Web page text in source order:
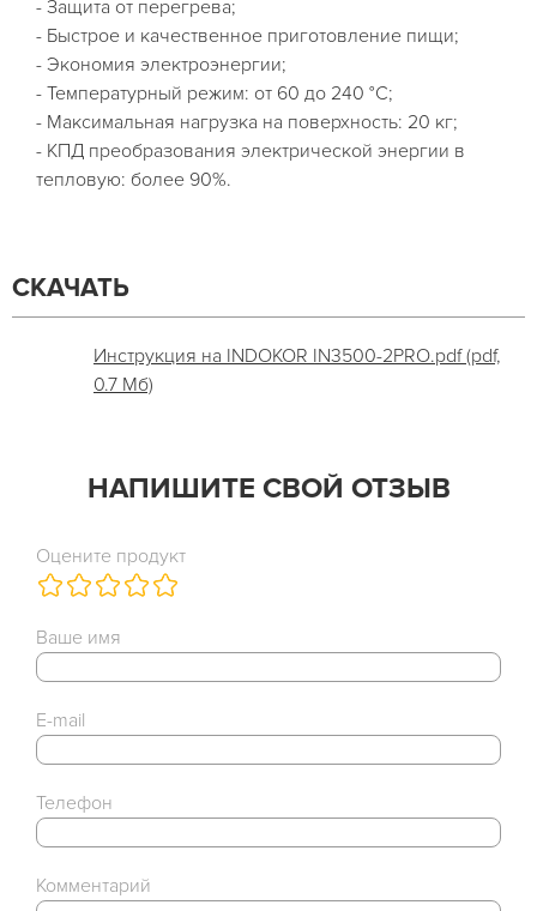
- Защита от перегрева;
- Быстрое и качественное приготовление пищи;
- Экономия электроэнергии;
- Температурный режим: от 60 до 240 °С;
- Максимальная нагрузка на поверхность: 20 кг;
- КПД преобразования электрической энергии в
тепловую: более 90%.
СКАЧАТЬ
Инструкция на INDOKOR IN3500-2PRO.pdf (pdf,
0.7 Мб)
НАПИШИТЕ СВОЙ ОТЗЫВ
Оцените продукт
Ваше имя
E-mail
Телефон
Комментарий